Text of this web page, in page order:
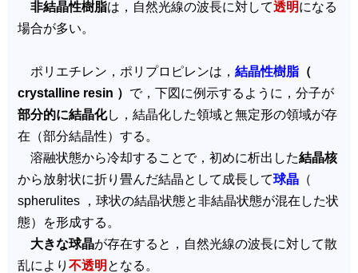
非結晶性樹脂は，自然光線の波長に対して透明になる
場合が多い。
ポリエチレン，ポリプロピレンは， 結晶性樹脂 （
crystalline resin ） で，下図に例示するように，分子が
部分的に結晶化し，結晶化した領域と無定形の領域が存
在（部分結晶性）する。
溶融状態から冷却することで，初めに析出した結晶核
から放射状に折り畳んだ結晶として成長して球晶 （
spherulites ，球状の結晶状態と非結晶状態が混在した状
態）を形成する。
大きな球晶が存在すると，自然光線の波長に対して散
乱により 不透明 となる。